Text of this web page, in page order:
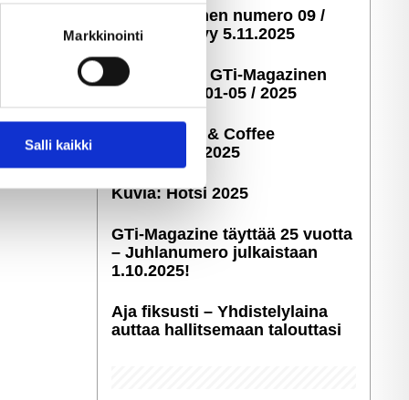
tukemiseen
alan
tietoja muihin tietoihin, joita
Markkinointi
Salli kaikki
GTi-Magazinen numero 09 /
2025 ilmestyy 5.11.2025
Taustakuvia GTi-Magazinen
numeroista 01-05 / 2025
Kuvia: Cars & Coffee
Savonlinna 2025
Kuvia: Hötsi 2025
GTi-Magazine täyttää 25 vuotta
– Juhlanumero julkaistaan
1.10.2025!
Aja fiksusti – Yhdis­te­ly­laina
auttaa hallitsemaan talouttasi